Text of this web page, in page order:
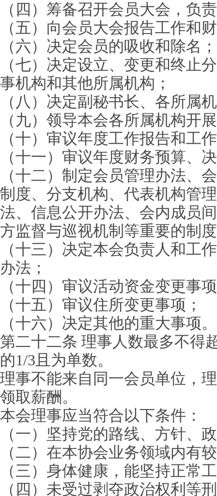
（四）筹备召开会员大会，负
（五）向会员大会报告工作和
（六）决定会员的吸收和除名；
（七）决定设立、变更和终止
事机构和其他所属机构；
（八）决定副秘书长、各所属
（九）领导本会各所属机构开
（十）审议年度工作报告和工
（十一）审议年度财务预算、
（十二）制定会员管理办法、
制度、分支机构、代表机构管
法、信息公开办法、会内成员
方监督与巡视机制等重要的制
（十三）决定本会负责人和工
办法；
（十四）审议活动资金变更事
（十五）审议住所变更事项；
（十六）决定其他的重大事项。
第二十二条 理事人数最多不得
的1/3且为单数。
理事不能来自同一会员单位，
领取薪酬。
本会理事应当符合以下条件：
（一）坚持党的路线、方针、
（二）在本协会业务领域内有
（三）身体健康，能坚持正常
（四）未受过剥夺政治权利等